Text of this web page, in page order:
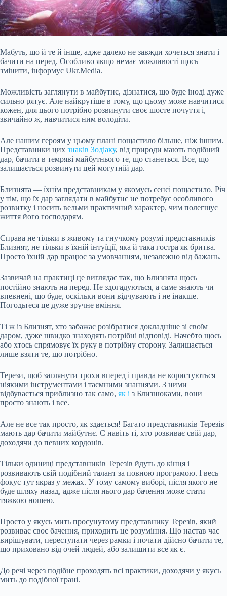
Мабуть, що й те й інше, адже далеко не завжди хочеться знати і
бачити на перед. Особливо якщо немає можливості щось
змінити, інформує Ukr.Media.
Можливість заглянути в майбутнє, дізнатися, що буде іноді дуже
сильно рятує. Але найкрутіше в тому, що цьому може навчитися
кожен, для цього потрібно розвинути своє шосте почуття і,
звичайно ж, навчитися ним володіти.
Але нашим героям у цьому плані пощастило більше, ніж іншим.
Представники цих знаків Зодіаку, від природи мають подібний
дар, бачити в темряві майбутнього те, що станеться. Все, що
залишається розвинути цей могутній дар.
Близнята — їхнім представникам у якомусь сенсі пощастило. Річ
у тім, що їх дар заглядати в майбутнє не потребує особливого
розвитку і носить вельми практичний характер, чим полегшує
життя його господарям.
Справа не тільки в живому та гнучкому розумі представників
Близнят, не тільки в їхній інтуїції, яка й така гостра як бритва.
Просто їхній дар працює за умовчанням, незалежно від бажань.
Зазвичай на практиці це виглядає так, що Близнята щось
постійно знають на перед. Не здогадуються, а саме знають чи
впевнені, що буде, оскільки вони відчувають і не інакше.
Погодьтеся це дуже зручне вміння.
Ті ж із Близнят, хто забажає розібратися докладніше зі своїм
даром, дуже швидко знаходять потрібні відповіді. Начебто щось
або хтось спрямовує їх руку в потрібну сторону. Залишається
лише взяти те, що потрібно.
Терези, щоб заглянути трохи вперед і правда не користуються
ніякими інструментами і таємними знаннями. З ними
відбувається приблизно так само, як і з Близнюками, вони
просто знають і все.
Але не все так просто, як здається! Багато представників Терезів
мають дар бачити майбутнє. Є навіть ті, хто розвиває свій дар,
доходячи до певних кордонів.
Тільки одиниці представників Терезів йдуть до кінця і
розвивають свій подібний талант за повною програмою. І весь
фокус тут якраз у межах. У тому самому виборі, після якого не
буде шляху назад, адже після нього дар бачення може стати
тяжкою ношею.
Просто у якусь мить просунутому представнику Терезів, який
розвиває своє бачення, приходить це розуміння. Що настав час
вирішувати, переступати через рамки і почати дійсно бачити те,
що приховано від очей людей, або залишити все як є.
До речі через подібне проходять всі практики, доходячи у якусь
мить до подібної грані.